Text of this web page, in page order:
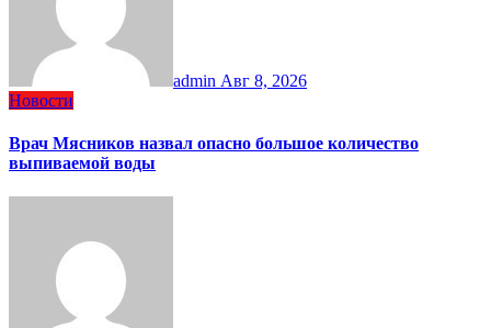
admin Авг 8, 2026
Новости
Врач Мясников назвал опасно большое количество
выпиваемой воды